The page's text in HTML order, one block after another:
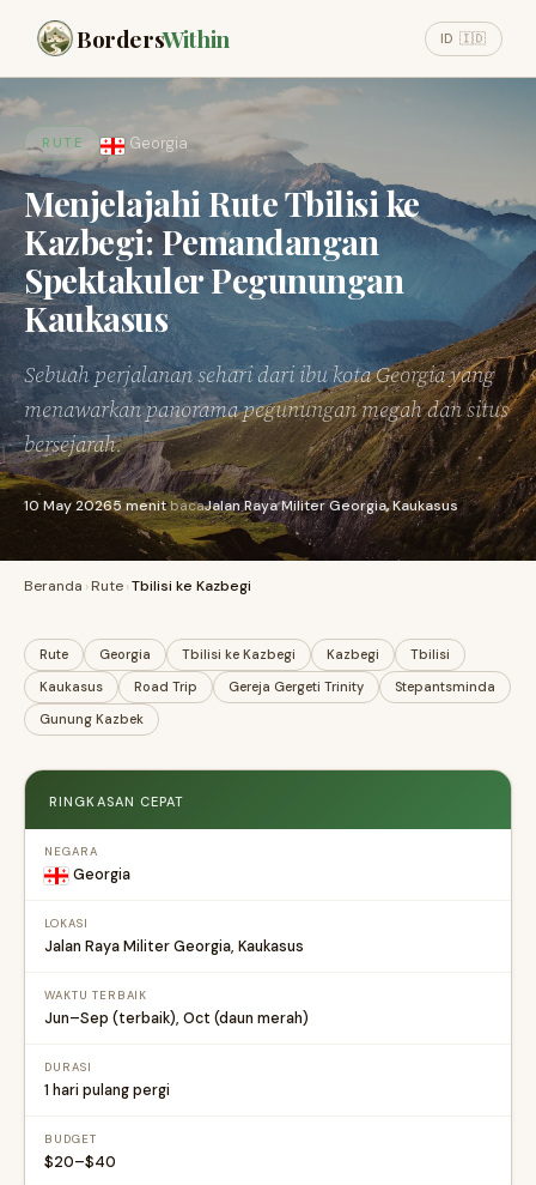
BordersWithin ID 🇮🇩
RUTE Georgia
Menjelajahi Rute Tbilisi ke
Kazbegi: Pemandangan
Spektakuler Pegunungan
Kaukasus
Sebuah perjalanan sehari dari ibu kota Georgia yang
menawarkan panorama pegunungan megah dan situs
bersejarah.
10 May 20265 menitbacaJalan Raya Militer Georgia, Kaukasus
Beranda ›Rute›Tbilisi ke Kazbegi
Rute Georgia Tbilisi ke Kazbegi Kazbegi
Tbilisi
Kaukasus
Road Trip Gereja Gergeti Trinity
Stepantsminda
Gunung Kazbek
RINGKASAN CEPAT
NEGARA
Georgia
LOKASI
Jalan Raya Militer Georgia, Kaukasus
WAKTU TERBAIK
Jun–Sep (terbaik), Oct (daun merah)
DURASI
1 hari pulang pergi
BUDGET
$20–$40